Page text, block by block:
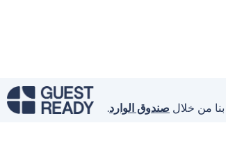
من خلال صندوق الوارد.